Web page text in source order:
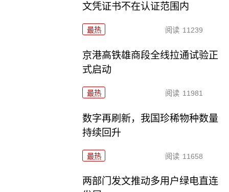
文凭证书不在认证范围内
最热 阅读 11239
京港高铁雄商段全线拉通试验正
式启动
最热 阅读 11981
数字再刷新，我国珍稀物种数量
持续回升
最热 阅读 11658
两部门发文推动多用户绿电直连